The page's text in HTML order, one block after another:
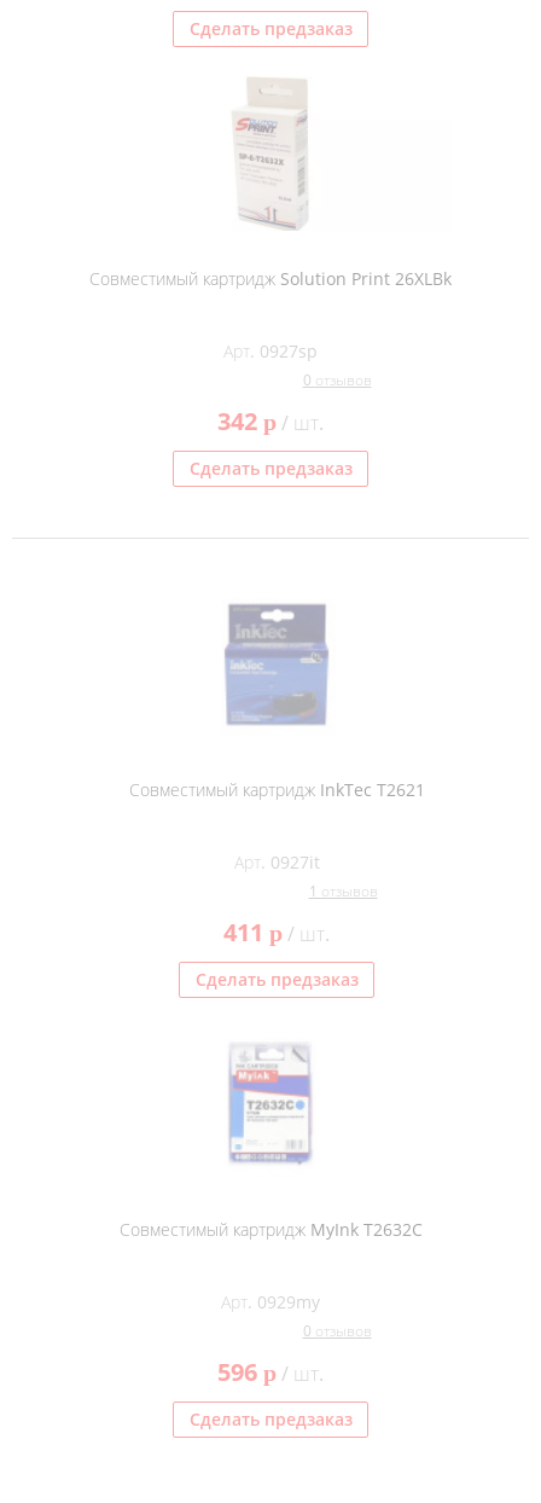
Сделать предзаказ
Совместимый картридж Solution Print 26XLBk
Арт. 0927sp
0 отзывов
342 p/ шт.
Сделать предзаказ
Совместимый картридж InkTec T2621
Арт. 0927it
1 отзывов
411 p/ шт.
Сделать предзаказ
Совместимый картридж MyInk T2632C
Арт. 0929my
0 отзывов
596 p/ шт.
Сделать предзаказ